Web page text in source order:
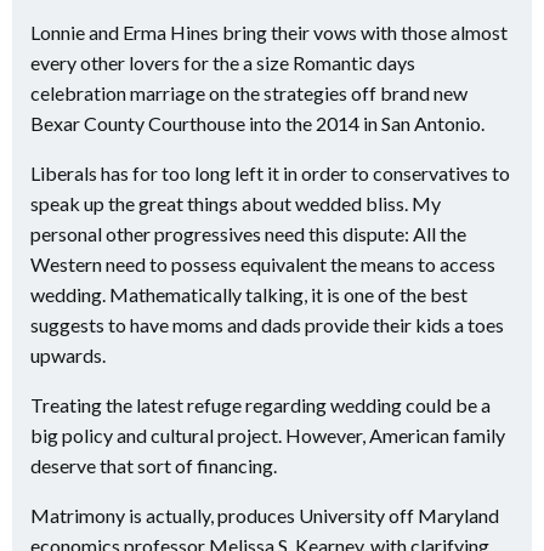
Lonnie and Erma Hines bring their vows with those almost
every other lovers for the a size Romantic days
celebration marriage on the strategies off brand new
Bexar County Courthouse into the 2014 in San Antonio.
Liberals has for too long left it in order to conservatives to
speak up the great things about wedded bliss. My
personal other progressives need this dispute: All the
Western need to possess equivalent the means to access
wedding. Mathematically talking, it is one of the best
suggests to have moms and dads provide their kids a toes
upwards.
Treating the latest refuge regarding wedding could be a
big policy and cultural project. However, American family
deserve that sort of financing.
Matrimony is actually, produces University off Maryland
economics professor Melissa S. Kearney, with clarifying